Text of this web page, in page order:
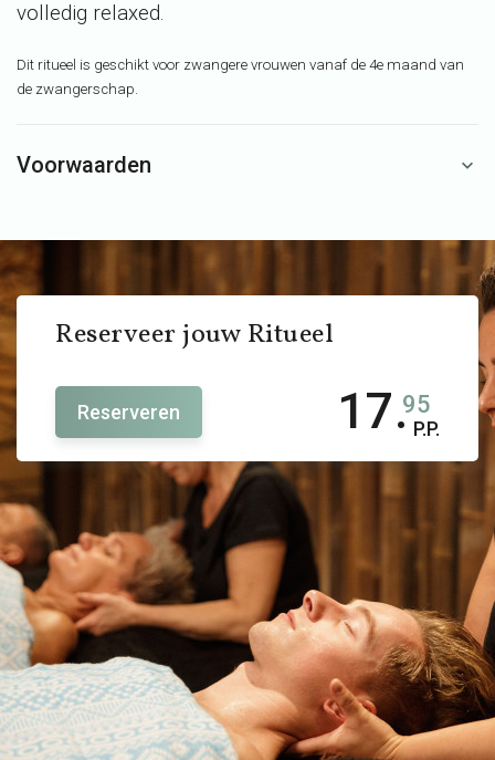
volledig relaxed.
Dit ritueel is geschikt voor zwangere vrouwen vanaf de 4e maand van
de zwangerschap.
Voorwaarden
Reserveer jouw Ritueel
Reserveren 17.95
P.P.